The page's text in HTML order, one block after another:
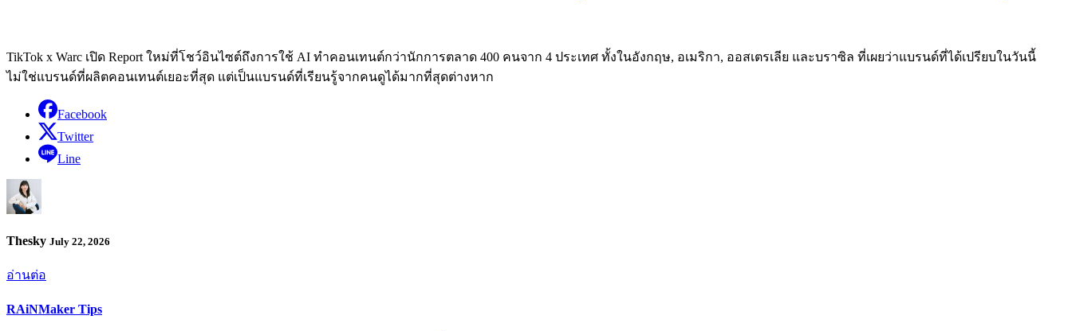
TikTok x Warc เปิด Report ใหม่ที่โชว์อินไซต์ถึงการใช้ AI ทำคอนเทนต์กว่านักการตลาด 400 คนจาก 4 ประเทศ ทั้งในอังกฤษ, อเมริกา, ออสเตรเลีย และบราซิล ที่เผยว่าแบรนด์ที่ได้เปรียบในวันนี้
ไม่ใช่แบรนด์ที่ผลิตคอนเทนต์เยอะที่สุด แต่เป็นแบรนด์ที่เรียนรู้จากคนดูได้มากที่สุดต่างหาก
Facebook
Twitter
Line
Thesky July 22, 2026
อ่านต่อ
RAiNMaker Tips